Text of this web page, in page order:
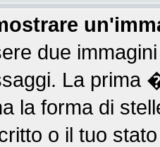
due
La prima
la forma di
o il tuo